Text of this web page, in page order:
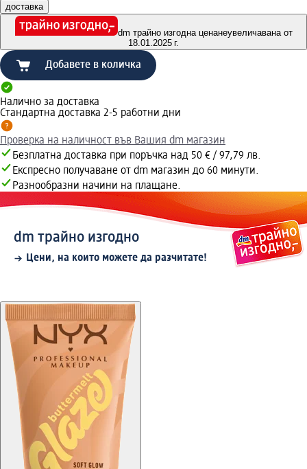
доставка
dm трайно изгодна ценанеувеличавана от
18.01.2025 г.
Добавете в количка
Налично за доставка
Стандартна доставка 2-5 работни дни
Проверка на наличност във Вашия dm магазин
Безплатна доставка при поръчка над 50 € / 97,79 лв.
Експресно получаване от dm магазин до 60 минути.
Разнообразни начини на плащане.
dm трайно изгодно
Цени, на които можете да разчитате!